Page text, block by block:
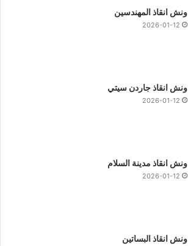
ونش انقاذ المهندسين
2026-01-12
ونش انقاذ جاردن سيتي
2026-01-12
ونش انقاذ مدينة السلام
2026-01-12
ونش انقاذ البساتين